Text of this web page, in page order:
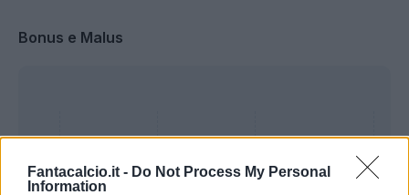
Fantacalcio.it - Do Not Process My Personal
Information
Bonus e Malus